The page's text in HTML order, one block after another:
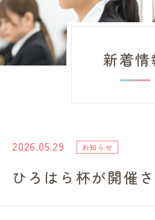
こども学科
キャンパスライフ
進路・就職情報
レンガ棟について
新着情
2026.05.29 お知らせ
ひろはら杯が開催